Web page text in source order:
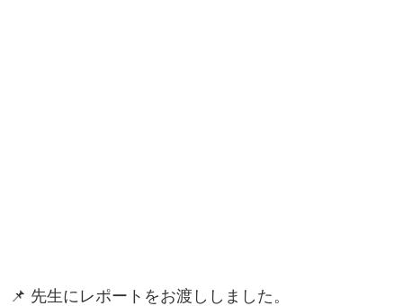
📌 先生にレポートをお渡ししました。